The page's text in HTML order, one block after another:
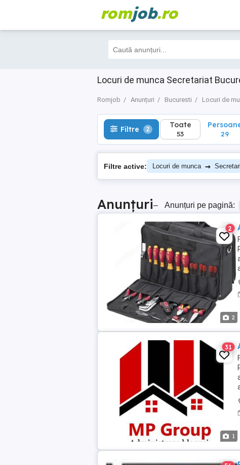
romjob.ro
Locuri de munca Secretariat
Romjob Anunțuri Bucuresti Locuri de
Filtre 2 Toate
53
Filtre 2 Toate
53 29
Filtre active: Locuri de munca →
Anunțuri– Anunțuri pe pagină:
2
2
1
31